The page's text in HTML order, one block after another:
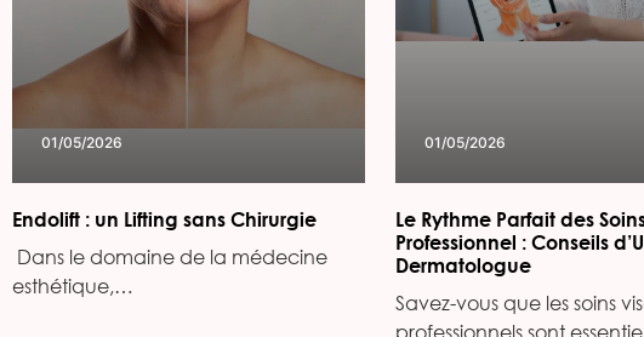
01/05/2026
Endolift : un Lifting sans Chirurgie
‍ Dans le domaine de la médecine
esthétique,…
01/05/2026
Le Rythme Parfait des
Professionnel : Conseils
Dermatologue
Savez-vous que les soins
professionnels sont